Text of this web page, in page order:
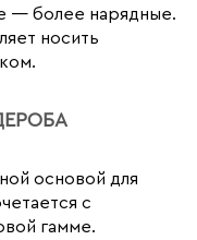
— более нарядные.
носить
основой для
с
гамме.